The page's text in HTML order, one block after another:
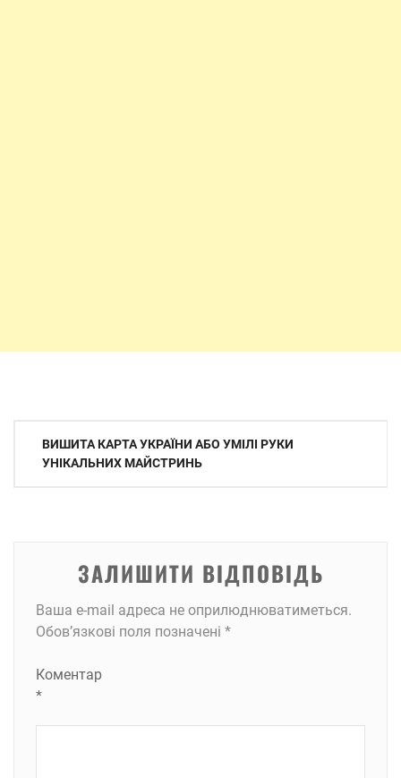
Навігація
записів
ВИШИТА КАРТА УКРАЇНИ АБО УМІЛІ РУКИ
УНІКАЛЬНИХ МАЙСТРИНЬ
ЗАЛИШИТИ ВІДПОВІДЬ
Ваша e-mail адреса не оприлюднюватиметься.
Обов’язкові поля позначені *
Коментар
*